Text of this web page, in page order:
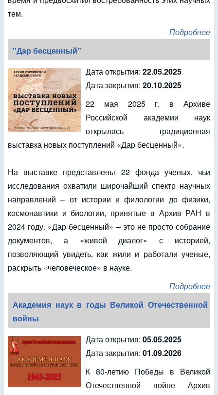
тем.
Подробнее
"Дар бесценный"
Дата открытия: 22.05.2025
Дата закрытия: 20.10.2025
22 мая 2025 г. в Архиве
Российской академии наук
открылась традиционная
выставка новых поступлений «Дар бесценный».
На выставке представлены 22 фонда ученых, чьи
исследования охватили широчайший спектр научных
направлений – от истории и филологии до физики,
космонавтики и биологии, принятые в Архив РАН в
2024 году. «Дар бесценный» – это не просто собрание
документов, а «живой диалог» с историей,
позволяющий увидеть, как жили и работали ученые,
раскрыть «человеческое» в науке.
Подробнее
Академия наук в годы Великой Отечественной
войны
Дата открытия: 05.05.2025
Дата закрытия: 01.09.2026
К 80-летию Победы в Великой
Отечественной войне Архив